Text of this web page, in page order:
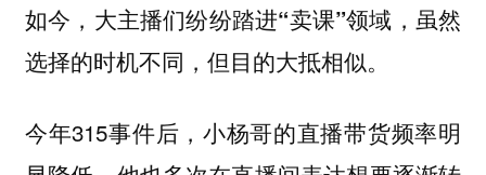
如今，大主播们纷纷踏进“卖课”领域，虽然
选择的时机不同，但目的大抵相似。
今年315事件后，小杨哥的直播带货频率明